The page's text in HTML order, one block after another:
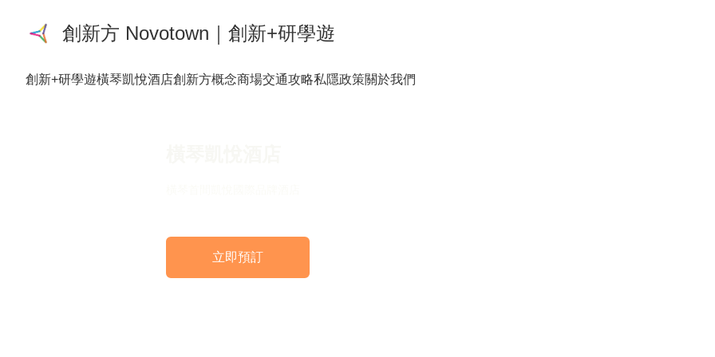
創新方 Novotown｜創新+研學遊
創新+研學遊橫琴凱悅酒店創新方概念商場交通攻略私隱政策關於我們
立即預訂